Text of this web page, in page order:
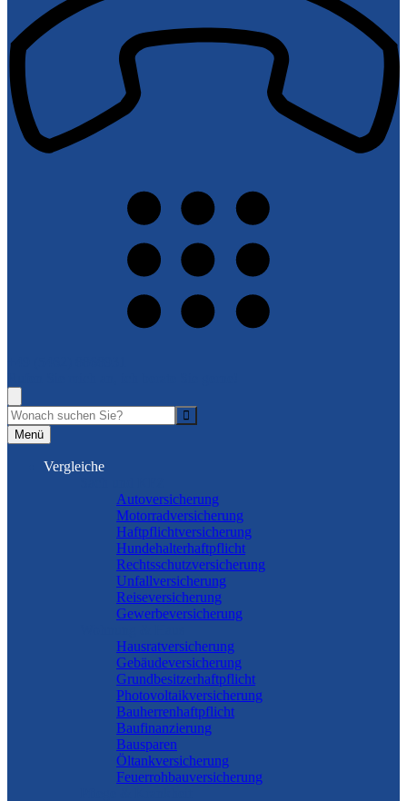
Menü
Vergleiche
Autoversicherung
Motorradversicherung
Haftpflichtversicherung
Hundehalterhaftpflicht
Rechtsschutzversicherung
Unfallversicherung
Reiseversicherung
Gewerbeversicherung
Hausratversicherung
Gebäudeversicherung
Grundbesitzerhaftpflicht
Photovoltaikversicherung
Bauherrenhaftpflicht
Baufinanzierung
Bausparen
Öltankversicherung
Feuerrohbauversicherung